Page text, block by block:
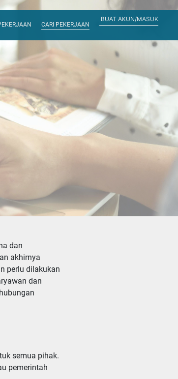
CARI PEKERJAAN
BUAT AKUN/MASUK
dan
akhirnya
perlu dilakukan
dan
semua pihak.
pemerintah